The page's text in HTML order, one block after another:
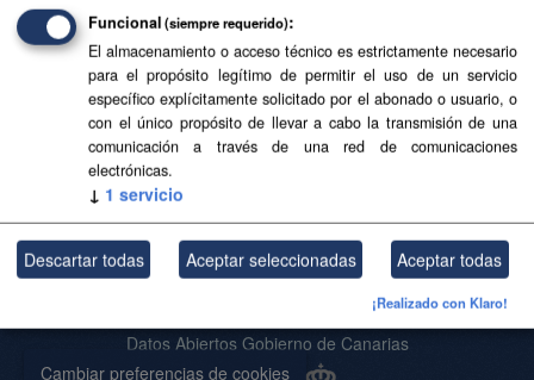
Cambiar preferencias de cookies
Base Topográfica a escala 1:5.000 de Canarias (2004-
2006)
SHP SpatiaLite
Usted también puede acceder a este registro utilizando losAPI(ver
API Docs).
Acerca de SITCAN Open Data
Datos Abiertos Gobierno de Canarias
Funcional (siempre requerido)
El almacenamiento o acceso técnico es estrictamente necesario
para el propósito legítimo de permitir el uso de un servicio
específico explícitamente solicitado por el abonado o usuario, o
con el único propósito de llevar a cabo la transmisión de una
comunicación a través de una red de comunicaciones
electrónicas.
↓ 1 servicio
Descartar todas Aceptar seleccionadas Aceptar todas
¡Realizado con Klaro!